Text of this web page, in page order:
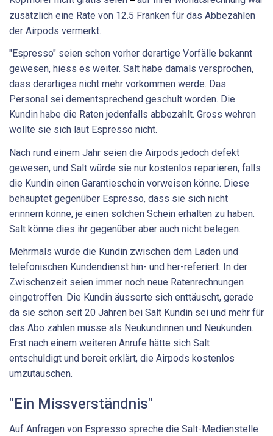
zusätzlich eine Rate von 12.5 Franken für das Abbezahlen
der Airpods vermerkt.
"Espresso" seien schon vorher derartige Vorfälle bekannt
gewesen, hiess es weiter. Salt habe damals versprochen,
dass derartiges nicht mehr vorkommen werde. Das
Personal sei dementsprechend geschult worden. Die
Kundin habe die Raten jedenfalls abbezahlt. Gross wehren
wollte sie sich laut Espresso nicht.
Nach rund einem Jahr seien die Airpods jedoch defekt
gewesen, und Salt würde sie nur kostenlos reparieren, falls
die Kundin einen Garantieschein vorweisen könne. Diese
behauptet gegenüber Espresso, dass sie sich nicht
erinnern könne, je einen solchen Schein erhalten zu haben.
Salt könne dies ihr gegenüber aber auch nicht belegen.
Mehrmals wurde die Kundin zwischen dem Laden und
telefonischen Kundendienst hin- und her-referiert. In der
Zwischenzeit seien immer noch neue Ratenrechnungen
eingetroffen. Die Kundin äusserte sich enttäuscht, gerade
da sie schon seit 20 Jahren bei Salt Kundin sei und mehr für
das Abo zahlen müsse als Neukundinnen und Neukunden.
Erst nach einem weiteren Anrufe hätte sich Salt
entschuldigt und bereit erklärt, die Airpods kostenlos
umzutauschen.
"Ein Missverständnis"
Auf Anfragen von Espresso spreche die Salt-Medienstelle